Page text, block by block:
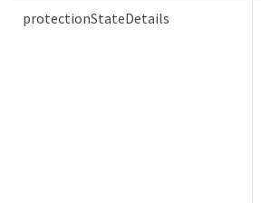
protectionStateDetails